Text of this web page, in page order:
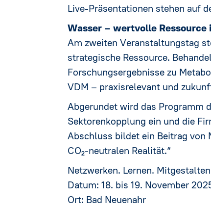
Live-Präsentationen stehen auf
Wasser – wertvolle Ressource
Am zweiten Veranstaltungstag
strategische Ressource.
Forschungsergebnisse zu
VDM – praxisrelevant und
Abgerundet wird das Programm
Sektorenkopplung ein und die
Abschluss bildet ein Beitrag von
CO₂-neutralen Realität.“
Netzwerken. Lernen.
Datum: 18. bis 19. November
Ort: Bad Neuenahr